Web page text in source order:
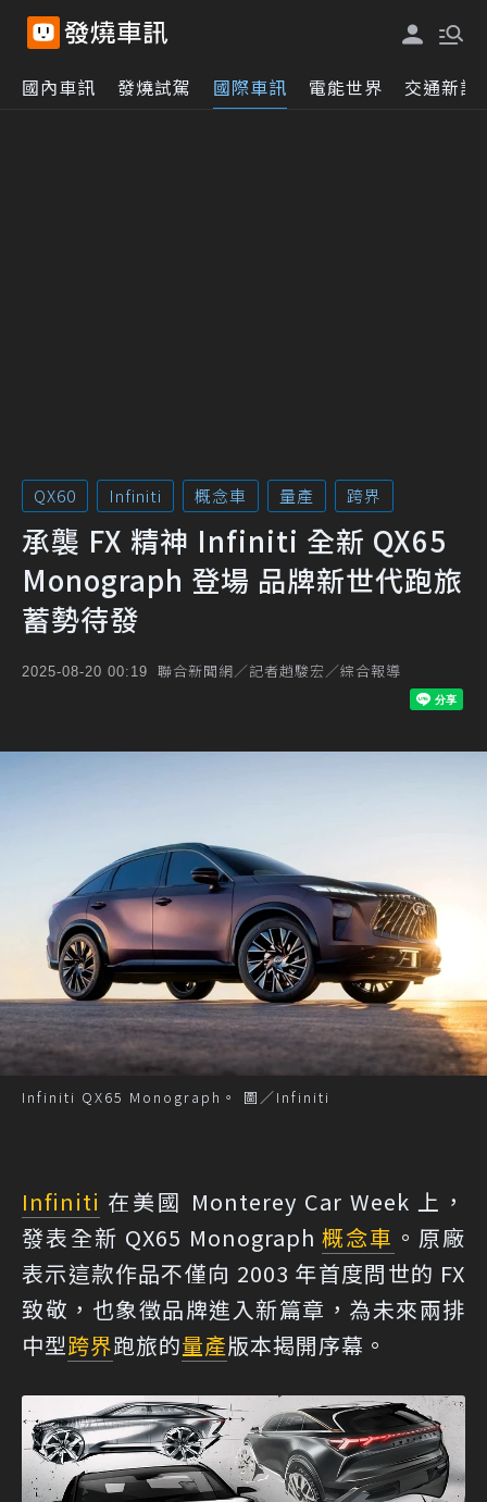
國內車訊 發燒試駕 國際車訊 電能世界 交通新訊
QX60 Infiniti 概念車 量產 跨界
承襲 FX 精神 Infiniti 全新 QX65
Monograph 登場 品牌新世代跑旅
蓄勢待發
2025-08-20 00:19 聯合新聞網／記者趙駿宏／綜合報導
Infiniti QX65 Monograph。 圖／Infiniti
Infiniti 在美國 Monterey Car Week 上，
發表全新 QX65 Monograph 概念車 。原廠
表示這款作品不僅向 2003 年首度問世的 FX
致敬，也象徵品牌進入新篇章，為未來兩排
中型跨界跑旅的量產版本揭開序幕。